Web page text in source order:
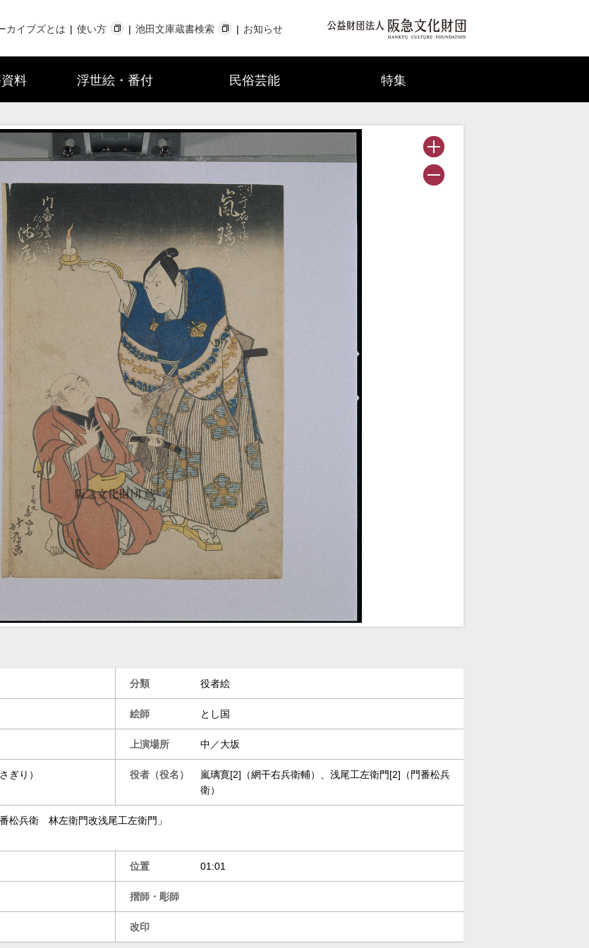
カイブズとは 使い方 池田文庫蔵書検索 お知らせ
料 浮世絵・番付 民俗芸能 特集
分類 役者絵
絵師 とし国
上演場所 中／大坂
ぎり） 役者（役名）
嵐璃寛[2]（網干右兵衛輔）、浅尾工左衛門[2]（門番松兵
衛）
松兵衛 林左衛門改浅尾工左衛門」
位置 01:01
摺師・彫師
改印